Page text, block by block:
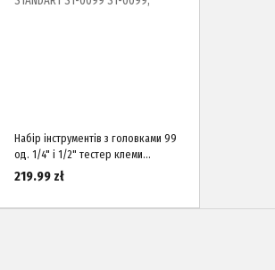
Набір інструментів з головками 99
од. 1/4" і 1/2" тестер клеми
плоскогубці STANDART ST-0099
219.99 zł